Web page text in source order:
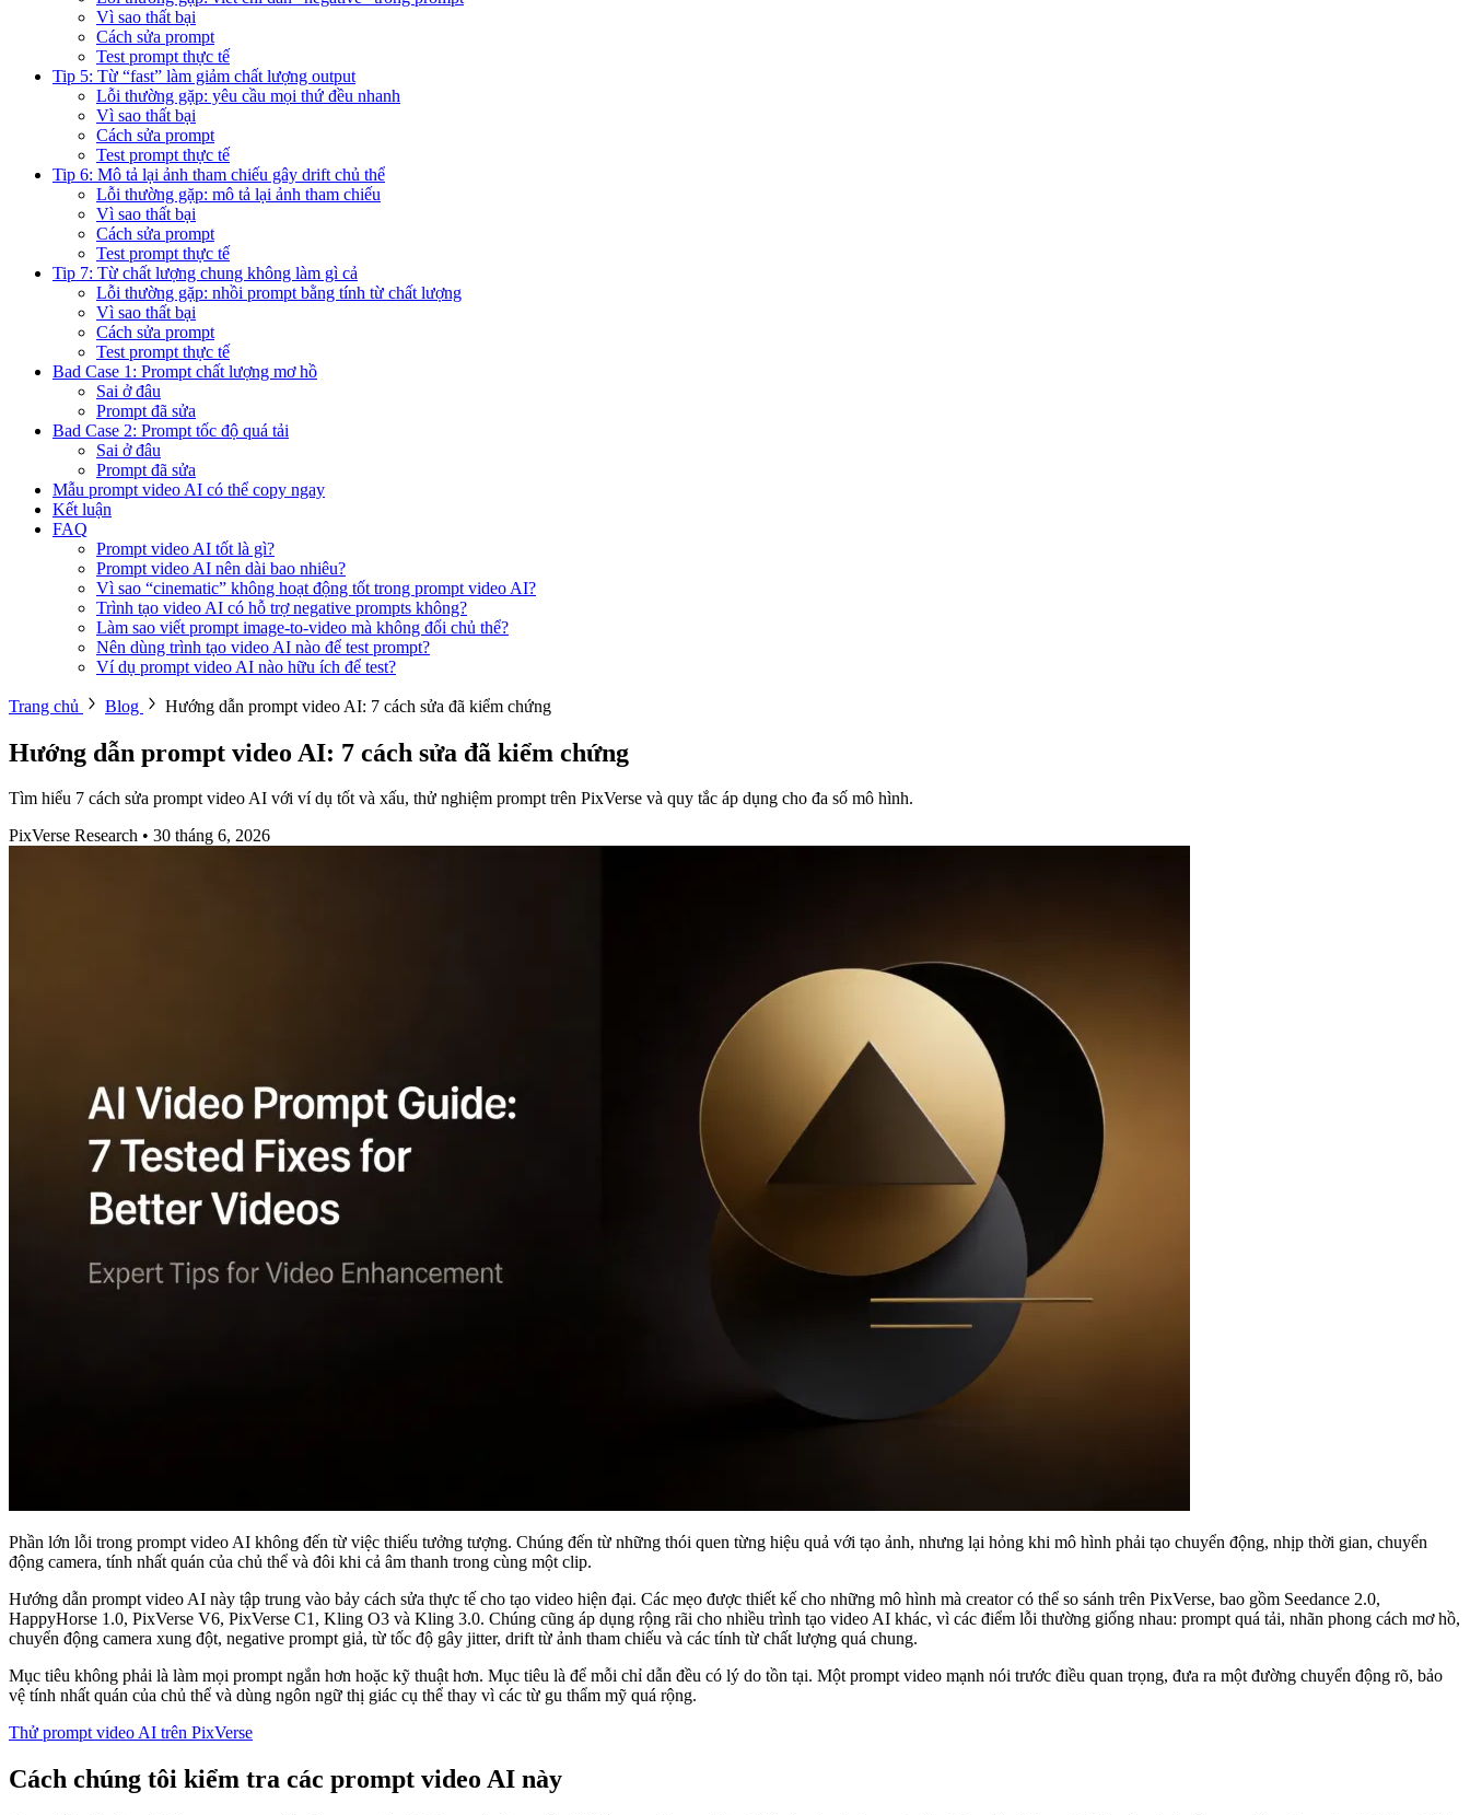
Vì sao thất bại
Cách sửa prompt
Test prompt thực tế
Tip 5: Từ “fast” làm giảm chất lượng output
Lỗi thường gặp: yêu cầu mọi thứ đều nhanh
Vì sao thất bại
Cách sửa prompt
Test prompt thực tế
Tip 6: Mô tả lại ảnh tham chiếu gây drift chủ thể
Lỗi thường gặp: mô tả lại ảnh tham chiếu
Vì sao thất bại
Cách sửa prompt
Test prompt thực tế
Tip 7: Từ chất lượng chung không làm gì cả
Lỗi thường gặp: nhồi prompt bằng tính từ chất lượng
Vì sao thất bại
Cách sửa prompt
Test prompt thực tế
Bad Case 1: Prompt chất lượng mơ hồ
Sai ở đâu
Prompt đã sửa
Bad Case 2: Prompt tốc độ quá tải
Sai ở đâu
Prompt đã sửa
Mẫu prompt video AI có thể copy ngay
Kết luận
FAQ
Prompt video AI tốt là gì?
Prompt video AI nên dài bao nhiêu?
Vì sao “cinematic” không hoạt động tốt trong prompt video AI?
Trình tạo video AI có hỗ trợ negative prompts không?
Làm sao viết prompt image-to-video mà không đổi chủ thể?
Nên dùng trình tạo video AI nào để test prompt?
Ví dụ prompt video AI nào hữu ích để test?
Trang chủ Blog Hướng dẫn prompt video AI: 7 cách sửa đã kiểm chứng
Hướng dẫn prompt video AI: 7 cách sửa đã kiểm chứng
Tìm hiểu 7 cách sửa prompt video AI với ví dụ tốt và xấu, thử nghiệm prompt trên PixVerse và quy tắc áp dụng cho đa số mô hình.
PixVerse Research • 30 tháng 6, 2026
Phần lớn lỗi trong prompt video AI không đến từ việc thiếu tưởng tượng. Chúng đến từ những thói quen từng hiệu quả với tạo ảnh, nhưng lại hỏng khi mô hình phải tạo chuyển động, nhịp thời gian, chuyển
động camera, tính nhất quán của chủ thể và đôi khi cả âm thanh trong cùng một clip.
Hướng dẫn prompt video AI này tập trung vào bảy cách sửa thực tế cho tạo video hiện đại. Các mẹo được thiết kế cho những mô hình mà creator có thể so sánh trên PixVerse, bao gồm Seedance 2.0,
HappyHorse 1.0, PixVerse V6, PixVerse C1, Kling O3 và Kling 3.0. Chúng cũng áp dụng rộng rãi cho nhiều trình tạo video AI khác, vì các điểm lỗi thường giống nhau: prompt quá tải, nhãn phong cách mơ hồ,
chuyển động camera xung đột, negative prompt giả, từ tốc độ gây jitter, drift từ ảnh tham chiếu và các tính từ chất lượng quá chung.
Mục tiêu không phải là làm mọi prompt ngắn hơn hoặc kỹ thuật hơn. Mục tiêu là để mỗi chỉ dẫn đều có lý do tồn tại. Một prompt video mạnh nói trước điều quan trọng, đưa ra một đường chuyển động rõ, bảo
vệ tính nhất quán của chủ thể và dùng ngôn ngữ thị giác cụ thể thay vì các từ gu thẩm mỹ quá rộng.
Thử prompt video AI trên PixVerse
Cách chúng tôi kiểm tra các prompt video AI này